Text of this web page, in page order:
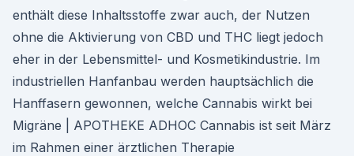
enthält diese Inhaltsstoffe zwar auch, der Nutzen
ohne die Aktivierung von CBD und THC liegt jedoch
eher in der Lebensmittel- und Kosmetikindustrie. Im
industriellen Hanfanbau werden hauptsächlich die
Hanffasern gewonnen, welche Cannabis wirkt bei
Migräne | APOTHEKE ADHOC Cannabis ist seit März
im Rahmen einer ärztlichen Therapie